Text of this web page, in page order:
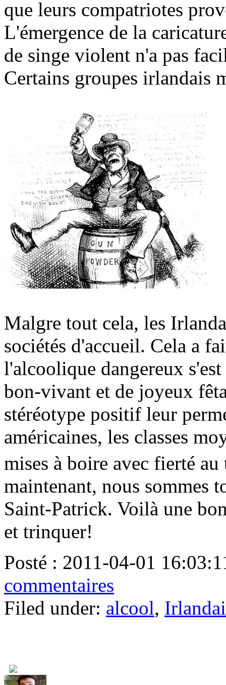
que leurs compatriotes
L'émergence de la
de singe violent n'a pas
Certains groupes irlandais
Malgre tout cela, les
sociétés d'accueil. Cela a
l'alcoolique dangereux
bon-vivant et de joyeux
stéréotype positif leur
américaines, les classes
mises à boire avec fierté
maintenant, nous sommes
Saint-Patrick. Voilà une
et trinquer!
Posté : 2011-04-01
commentaires
Filed under: alcool,